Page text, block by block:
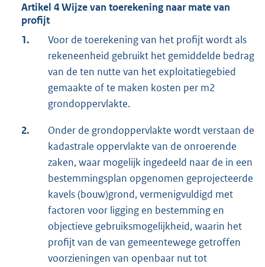
Artikel 4 Wijze van toerekening naar mate van
profijt
1.
Voor de toerekening van het profijt wordt als
rekeneenheid gebruikt het gemiddelde bedrag
van de ten nutte van het exploitatiegebied
gemaakte of te maken kosten per m2
grondoppervlakte.
2.
Onder de grondoppervlakte wordt verstaan de
kadastrale oppervlakte van de onroerende
zaken, waar mogelijk ingedeeld naar de in een
bestemmingsplan opgenomen geprojecteerde
kavels (bouw)grond, vermenigvuldigd met
factoren voor ligging en bestemming en
objectieve gebruiksmogelijkheid, waarin het
profijt van de van gemeentewege getroffen
voorzieningen van openbaar nut tot